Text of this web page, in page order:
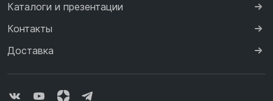
Каталоги и презентации
Контакты
Доставка